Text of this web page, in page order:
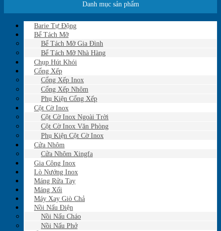
Danh mục sản phẩm
Barie Tự Động
Bể Tách Mỡ
Bể Tách Mỡ Gia Đình
Bể Tách Mỡ Nhà Hàng
Chụp Hút Khói
Cổng Xếp
Cổng Xếp Inox
Cổng Xếp Nhôm
Phụ Kiện Cổng Xếp
Cột Cờ Inox
Cột Cờ Inox Ngoài Trời
Cột Cờ Inox Văn Phòng
Phụ Kiện Cột Cờ Inox
Cửa Nhôm
Cửa Nhôm Xingfa
Gia Công Inox
Lò Nướng Inox
Máng Rửa Tay
Máng Xối
Máy Xay Giò Chả
Nồi Nấu Điện
Nồi Nấu Cháo
Nồi Nấu Phở